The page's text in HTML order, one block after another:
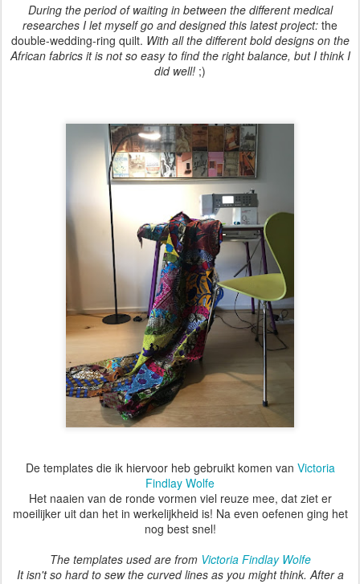
During the period of waiting in between the different medical
researches I let myself go and designed this latest project: the
double-wedding-ring quilt. With all the different bold designs on the
African fabrics it is not so easy to find the right balance, but I think I
did well! ;)
De templates die ik hiervoor heb gebruikt komen van Victoria
Findlay Wolfe
Het naaien van de ronde vormen viel reuze mee, dat ziet er
moeilijker uit dan het in werkelijkheid is! Na even oefenen ging het
nog best snel!
The templates used are from Victoria Findlay Wolfe
It isn't so hard to sew the curved lines as you might think. After a